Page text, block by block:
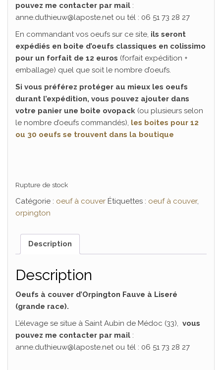
pouvez me contacter par mail :
anne.duthieuw@laposte.net ou tél : 06 51 73 28 27
En commandant vos oeufs sur ce site, ils seront
expédiés en boite d’oeufs classiques en colissimo
pour un forfait de 12 euros (forfait expédition +
emballage) quel que soit le nombre d’oeufs.
Si vous préférez protéger au mieux les oeufs
durant l’expédition, vous pouvez ajouter dans
votre panier une boite ovopack (ou plusieurs selon
le nombre d’oeufs commandés), les boites pour 12
ou 30 oeufs se trouvent dans la boutique
Rupture de stock
Catégorie : oeuf à couver Étiquettes : oeuf à couver,
orpington
Description
Description
Oeufs à couver d’Orpington Fauve à Liseré
(grande race).
L’élevage se situe à Saint Aubin de Médoc (33), vous
pouvez me contacter par mail :
anne.duthieuw@laposte.net ou tél : 06 51 73 28 27